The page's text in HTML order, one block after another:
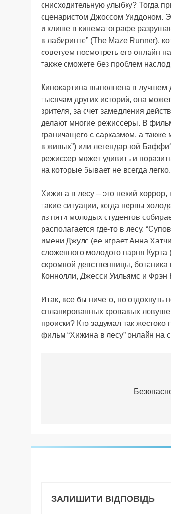
снисходительную улыбку? Тогда
сценаристом Джоссом Уиддоном.
и клише в кинематографе
в лабиринте” (The Maze Runner),
советуем посмотреть его онлайн
также сможете без проблем
Кинокартина выполнена в лучшем
тысячам других историй, она
зрителя, за счет замедления
делают многие режиссеры. В
граничащего с сарказмом, а также
в живых”) или легендарной
режиссер может удивить и
на которые бывает не всегда легко.
Хижина в лесу – это некий
такие ситуации, когда нервы
из пяти молодых студентов
располагается где-то в лесу.
имени Джулс (ее играет Анна
сложенного молодого парня Курта
скромной девственницы,
Коннолли, Джесси Уильямс и Фрэн
Итак, все бы ничего, но отдохнуть
спланированных кровавых
происки? Кто задумал так
фильм “Хижина в лесу” онлайн на
ЗАЛИШИТИ ВІДПОВІДЬ